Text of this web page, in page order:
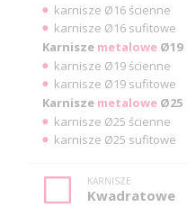
karnisze Ø16 ścienne
karnisze Ø16 sufitowe
Karnisze metalowe Ø19
karnisze Ø19 ścienne
karnisze Ø19 sufitowe
Karnisze metalowe Ø25
karnisze Ø25 ścienne
karnisze Ø25 sufitowe
KARNISZE
Kwadratowe